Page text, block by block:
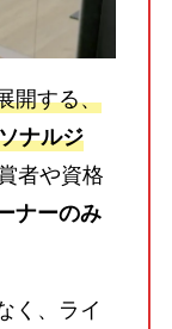
開する、
ナルジ
者や資格
ナーのみ
く、ライ